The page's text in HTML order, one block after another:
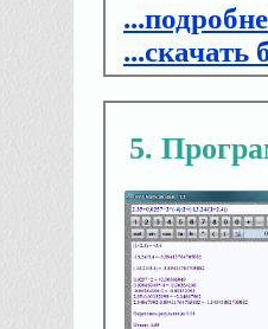
...скачать
5